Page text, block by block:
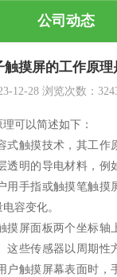
公司动态
触摸屏的工作原理
12-28 浏览次数：
可以简述如下：
式触摸技术，其工作
透明的导电材料，例
用手指或触摸笔触摸
容变化。
摸屏面板两个坐标轴
这些传感器以周期性
户触摸屏幕表面时，